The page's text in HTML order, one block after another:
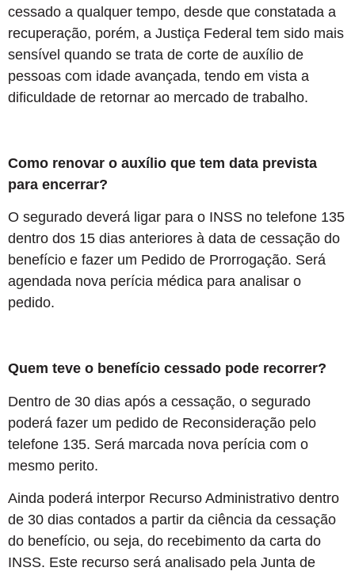
cessado a qualquer tempo, desde que constatada a
recuperação, porém, a Justiça Federal tem sido mais
sensível quando se trata de corte de auxílio de
pessoas com idade avançada, tendo em vista a
dificuldade de retornar ao mercado de trabalho.
Como renovar o auxílio que tem data prevista
para encerrar?
O segurado deverá ligar para o INSS no telefone 135
dentro dos 15 dias anteriores à data de cessação do
benefício e fazer um Pedido de Prorrogação. Será
agendada nova perícia médica para analisar o
pedido.
Quem teve o benefício cessado pode recorrer?
Dentro de 30 dias após a cessação, o segurado
poderá fazer um pedido de Reconsideração pelo
telefone 135. Será marcada nova perícia com o
mesmo perito.
Ainda poderá interpor Recurso Administrativo dentro
de 30 dias contados a partir da ciência da cessação
do benefício, ou seja, do recebimento da carta do
INSS. Este recurso será analisado pela Junta de